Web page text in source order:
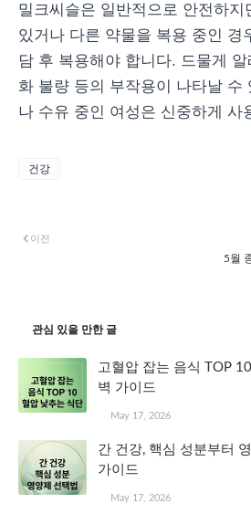
밀크씨슬은 일반적으로 안전하지
있거나 다른 약물을 복용 중인 경
담 후 복용해야 합니다. 드물게
화 불량 등의 부작용이 나타날 수
나 수유 중인 여성은 신중하게 사
건강
5월
이전
관심 있을 만한 글
고혈압 잡는 음식 TOP
벽 가이드
May 17, 2026
간 건강, 핵심 성분부터
가이드
May 17, 2026